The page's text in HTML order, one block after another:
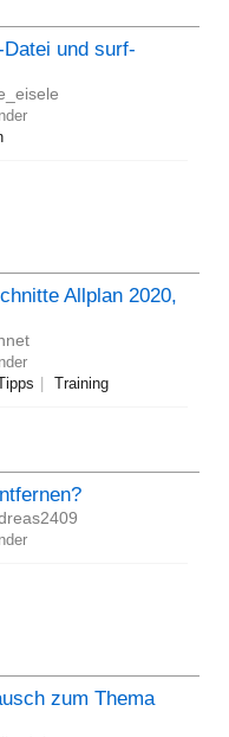
und surf-
Allplan 2020,
Training
zum Thema